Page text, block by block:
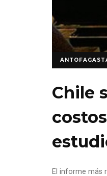
Chile
El informe más